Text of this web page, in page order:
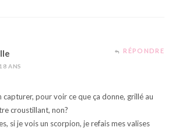
ANS
RÉPONDRE
capturer, pour voir ce que ça donne, grillé au
croustillant, non?
si je vois un scorpion, je refais mes valises